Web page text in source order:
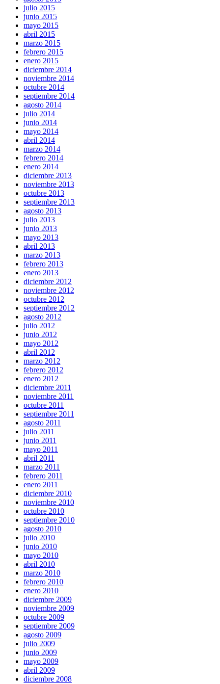
julio 2015
junio 2015
mayo 2015
abril 2015
marzo 2015
febrero 2015
enero 2015
diciembre 2014
noviembre 2014
octubre 2014
septiembre 2014
agosto 2014
julio 2014
junio 2014
mayo 2014
abril 2014
marzo 2014
febrero 2014
enero 2014
diciembre 2013
noviembre 2013
octubre 2013
septiembre 2013
agosto 2013
julio 2013
junio 2013
mayo 2013
abril 2013
marzo 2013
febrero 2013
enero 2013
diciembre 2012
noviembre 2012
octubre 2012
septiembre 2012
agosto 2012
julio 2012
junio 2012
mayo 2012
abril 2012
marzo 2012
febrero 2012
enero 2012
diciembre 2011
noviembre 2011
octubre 2011
septiembre 2011
agosto 2011
julio 2011
junio 2011
mayo 2011
abril 2011
marzo 2011
febrero 2011
enero 2011
diciembre 2010
noviembre 2010
octubre 2010
septiembre 2010
agosto 2010
julio 2010
junio 2010
mayo 2010
abril 2010
marzo 2010
febrero 2010
enero 2010
diciembre 2009
noviembre 2009
octubre 2009
septiembre 2009
agosto 2009
julio 2009
junio 2009
mayo 2009
abril 2009
diciembre 2008